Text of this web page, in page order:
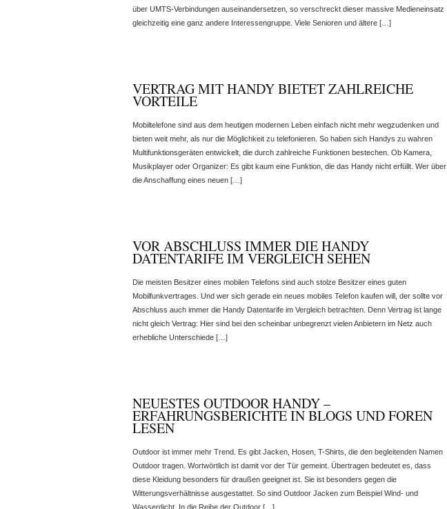
über UMTS-Verbindungen auseinandersetzen, so verschreckt dieser massive Medieneinsatz
gleichzeitig eine ganz andere Interessengruppe. Viele Senioren und ältere […]
VERTRAG MIT HANDY BIETET ZAHLREICHE
VORTEILE
Mobiltelefone sind aus dem heutigen modernen Leben einfach nicht mehr wegzudenken und
bieten weit mehr, als nur die Möglichkeit zu telefonieren. So haben sich Handys zu wahren
Multifunktionsgeräten entwickelt, die durch zahlreiche Funktionen bestechen. Ob Kamera,
Musikplayer oder Organizer: Es gibt kaum eine Funktion, die das Handy nicht erfüllt. Wer über
die Anschaffung eines neuen […]
VOR ABSCHLUSS IMMER DIE HANDY
DATENTARIFE IM VERGLEICH SEHEN
Die meisten Besitzer eines mobilen Telefons sind auch stolze Besitzer eines guten
Mobilfunkvertrages. Und wer sich gerade ein neues mobiles Telefon kaufen will, der sollte vor
Abschluss auch immer die Handy Datentarife im Vergleich betrachten. Denn Vertrag ist lange
nicht gleich Vertrag: Hier sind bei den scheinbar unbegrenzt vielen Anbietern im Netz auch
erhebliche Unterschiede […]
NEUESTES OUTDOOR HANDY –
ERFAHRUNGSBERICHTE IN BLOGS UND FOREN
LESEN
Outdoor ist immer mehr Trend. Es gibt Jacken, Hosen, T-Shirts, die den begleitenden Namen
Outdoor tragen. Wortwörtlich ist damit vor der Tür gemeint. Übertragen bedeutet es, dass
diese Kleidung besonders für draußen geeignet ist. Sie ist besonders gegen die
Witterungsverhältnisse ausgestattet. So sind Outdoor Jacken zum Beispiel Wind- und
Wasserdicht. In die Reihe der Outdoor […]